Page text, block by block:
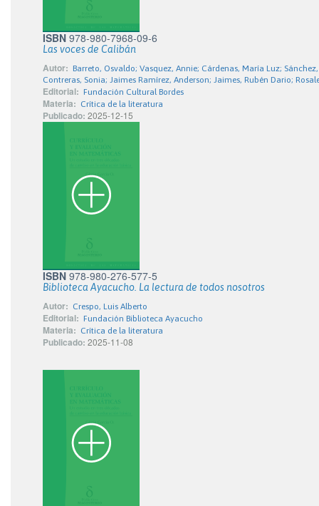
ISBN 978-980-7968-09-6
Las voces de Calibán
Autor: Barreto, Osvaldo; Vasquez, Annie; Cárdenas, María Luz;
Contreras, Sonia; Jaimes Ramírez, Anderson; Jaimes, Rubén Dario;
Editorial: Fundación Cultural Bordes
Materia: Crítica de la literatura
Publicado: 2025-12-15
ISBN 978-980-276-577-5
Biblioteca Ayacucho. La lectura de todos nosotros
Autor: Crespo, Luis Alberto
Editorial: Fundación Biblioteca Ayacucho
Materia: Crítica de la literatura
Publicado: 2025-11-08